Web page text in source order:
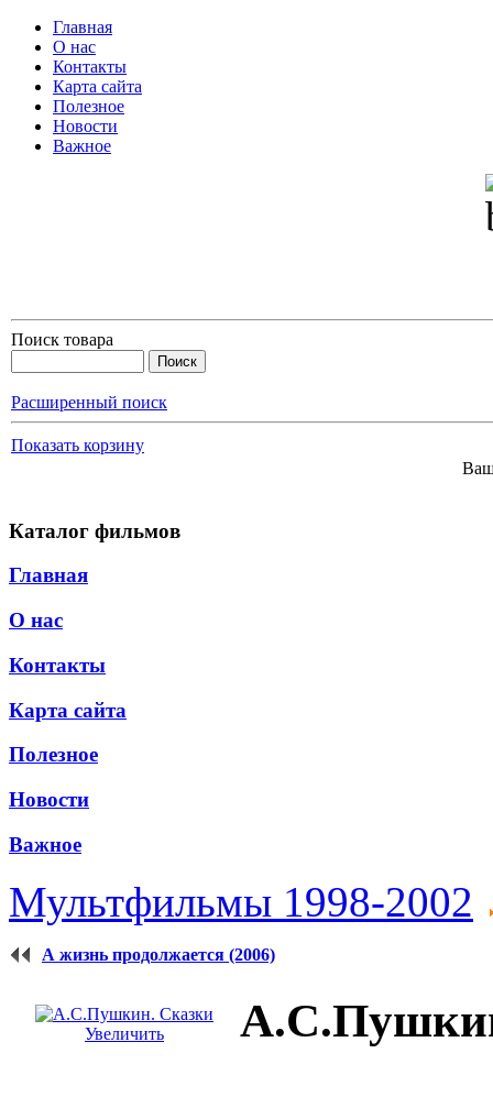
Главная
О нас
Контакты
Карта сайта
Полезное
Новости
Важное
Поиск товара
Расширенный поиск
Показать корзину
Каталог фильмов
Главная
О нас
Контакты
Карта сайта
Полезное
Новости
Важное
Мультфильмы 1998-2002
А жизнь продолжается (2006)
Увеличить